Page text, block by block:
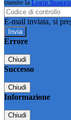
tramite la Login
E-mail inviata, si
Errore
Chiudi
Successo
Chiudi
Informazione
Chiudi